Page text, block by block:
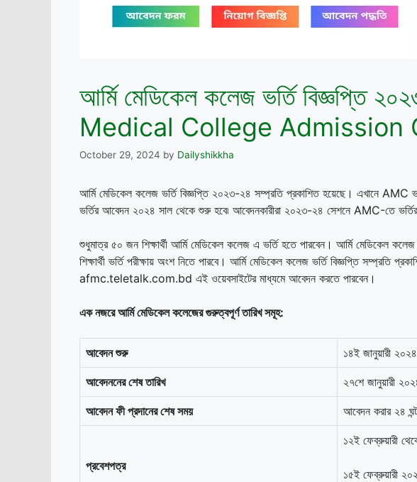
আর্মি মেডিকেল কলেজ ভর্তি বিজ্ঞপ্তি
Medical College Admission
October 29, 2024 by Dailyshikkha
আর্মি মেডিকেল কলেজ ভর্তি বিজ্ঞপ্তি ২০২৩-২৪ সম্প্রতি প্রকাশিত হয়েছে। এখানে AMC
ভর্তির আবেদন ২০২৪ সাল থেকে শুরু হবে৷ আবেদনকারীরা ২০২৩-২৪ সেশনে AMC-তে
শুধুমাত্র ৫০ জন শিক্ষার্থী আর্মি মেডিকেল কলেজ এ ভর্তি হতে পারবেন। আর্মি মেডিকেল
শিক্ষার্থী ভর্তি পরীক্ষায় অংশ নিতে পারবে। আর্মি মেডিকেল কলেজ ভর্তি বিজ্ঞপ্তি সম্প্রতি
afmc.teletalk.com.bd এই ওয়েবসাইটের মাধ্যমে আবেদন করতে পারবেন।
এক নজরে আর্মি মেডিকেল কলেজের গুরুত্বপূর্ণ তারিখ সমূহ:
আবেদন শুরু ১৪ই জানুয়ারী ২০২৪
আবেদননের শেষ তারিখ ২৭শে জানুয়ারী
আবেদন ফী প্রদানের শেষ সময় আবেদন করার ২৪
প্রবেশপত্র
১২ই ফেব্রুয়ারী
১৫ই ফেব্রুয়ারী